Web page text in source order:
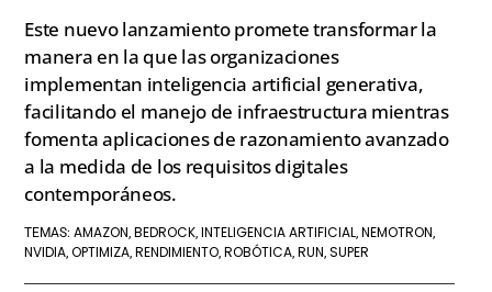
Este nuevo lanzamiento promete transformar la
manera en la que las organizaciones
implementan inteligencia artificial generativa,
facilitando el manejo de infraestructura mientras
fomenta aplicaciones de razonamiento avanzado
a la medida de los requisitos digitales
contemporáneos.
TEMAS:AMAZON, BEDROCK, INTELIGENCIA ARTIFICIAL, NEMOTRON,
NVIDIA,OPTIMIZA, RENDIMIENTO, ROBÓTICA, RUN,SUPER